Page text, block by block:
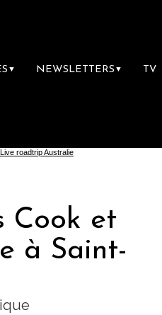
▼ NEWSLETTERS ▼ TV
Cook et
à Saint-